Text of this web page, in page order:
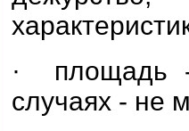
· площадь
случаях - не